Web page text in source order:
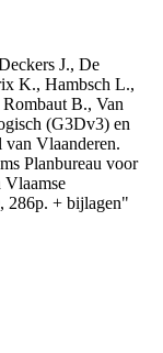
J., De
K., Hambsch L.,
B., Van
(G3Dv3) en
Vlaanderen.
Planbureau voor
Vlaamse
286p. + bijlagen"